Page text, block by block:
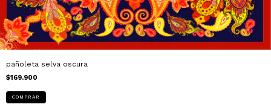
pañoleta selva oscura
$169.900